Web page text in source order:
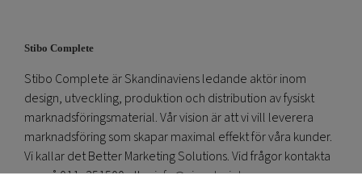
Stibo Complete
Stibo Complete är Skandinaviens ledande aktör inom
design, utveckling, produktion och distribution av fysiskt
marknadsföringsmaterial. Vår vision är att vi vill leverera
marknadsföring som skapar maximal effekt för våra kunder.
Vi kallar det Better Marketing Solutions. Vid frågor kontakta
oss på 011- 251500 ellerinfo@gigantprint.se